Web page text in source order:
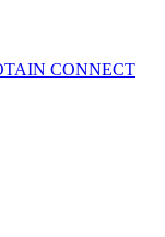
CONNECT